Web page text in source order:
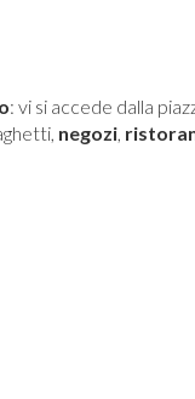
: vi si accede dalla
negozi,